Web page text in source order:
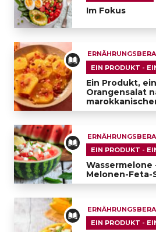
                            ERNÄHRUNGSBERATUNG UND
DIABETES
                            ERNÄHRUNGSBERATUNG UND
SCHWANGERSCHAFT
                            ERNÄHRUNGSBERATUNG UND
                            ERNÄHRUNGSBERATUNG UND
ALTERSMEDIZIN
                            ERNÄHRUNGSBERATUNG UND
POLYARTHRITIS
Im Fokus
EIN PRODUKT -
Ein Produkt,
Orangensalat
EIN PRODUKT -
Wassermelone
Melonen-Feta-
EIN PRODUKT -